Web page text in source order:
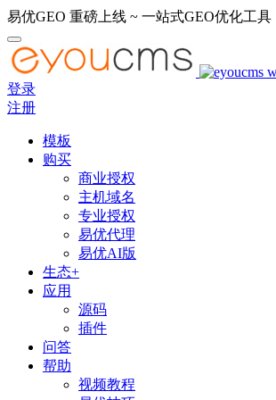
易优GEO 重磅上线 ~ 一站式GEO优化工
登录
注册
模板
购买
商业授权
主机域名
专业授权
易优代理
易优AI版
生态+
应用
源码
插件
问答
帮助
视频教程